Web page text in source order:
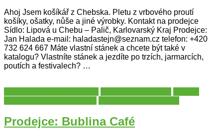
Ahoj Jsem košíkář z Chebska. Pletu z vrbového proutí
košíky, ošatky, nůše a jiné výrobky. Kontakt na prodejce
Sídlo: Lipová u Chebu – Palič, Karlovarský Kraj Prodejce:
Jan Halada e-mail: haladastejn@seznam.cz telefon: +420
732 624 667 Máte vlastní stánek a chcete být také v
katalogu? Vlastníte stánek a jezdíte po trzích, jarmarcích,
poutích a festivalech? …
Prodejce: Bublina Café